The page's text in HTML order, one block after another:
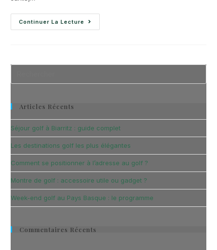
Continuer La Lecture
Articles Récents
Séjour golf à Biarritz : guide complet
Les destinations golf les plus élégantes
Comment se positionner à l’adresse au golf ?
Montre de golf : accessoire utile ou gadget ?
Week-end golf au Pays Basque : le programme
Commentaires Récents